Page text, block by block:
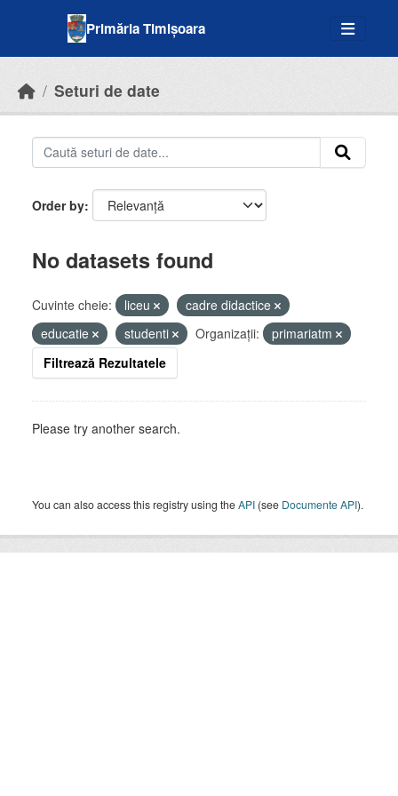
Primăria Timișoara
Seturi de date
Order by
No datasets found
Cuvinte cheie: liceu
cadre didactice
educatie
studenti Organizații:
primariatm
Filtrează Rezultatele
Please try another search.
You can also access this registry using theAPI (see Documente API).